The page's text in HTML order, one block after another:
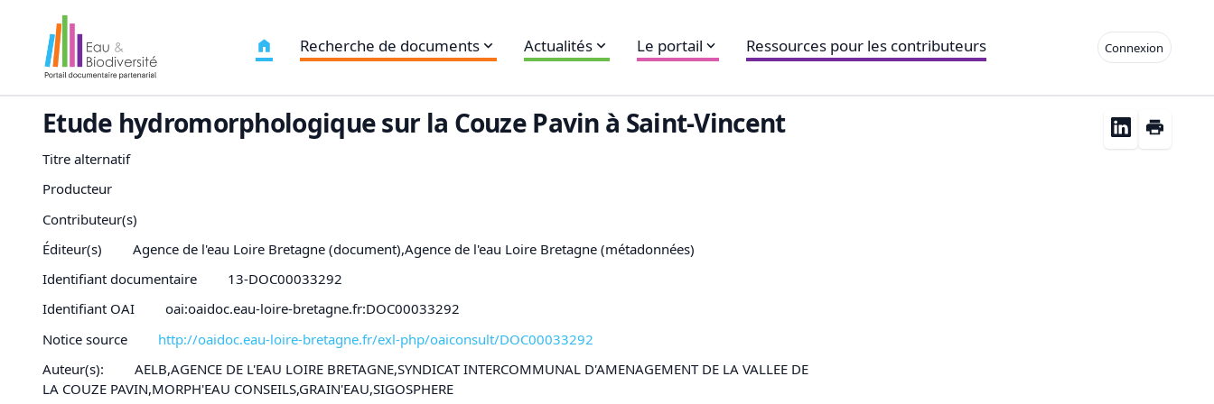
Connexion
Recherche de documents Actualités Le portail Ressources pour les contributeurs
Etude hydromorphologique sur la Couze Pavin à Saint-Vincent
Titre alternatif
Producteur
Contributeur(s)
Éditeur(s)
Agence de l'eau Loire Bretagne (document),Agence de l'eau Loire Bretagne (métadonnées)
Identifiant documentaire
13-DOC00033292
Identifiant OAI
oai:oaidoc.eau-loire-bretagne.fr:DOC00033292
Notice source
http://oaidoc.eau-loire-bretagne.fr/exl-php/oaiconsult/DOC00033292
Auteur(s):
AELB,AGENCE DE L'EAU LOIRE BRETAGNE,SYNDICAT INTERCOMMUNAL D'AMENAGEMENT DE LA VALLEE DE
LA COUZE PAVIN,MORPH'EAU CONSEILS,GRAIN'EAU,SIGOSPHERE